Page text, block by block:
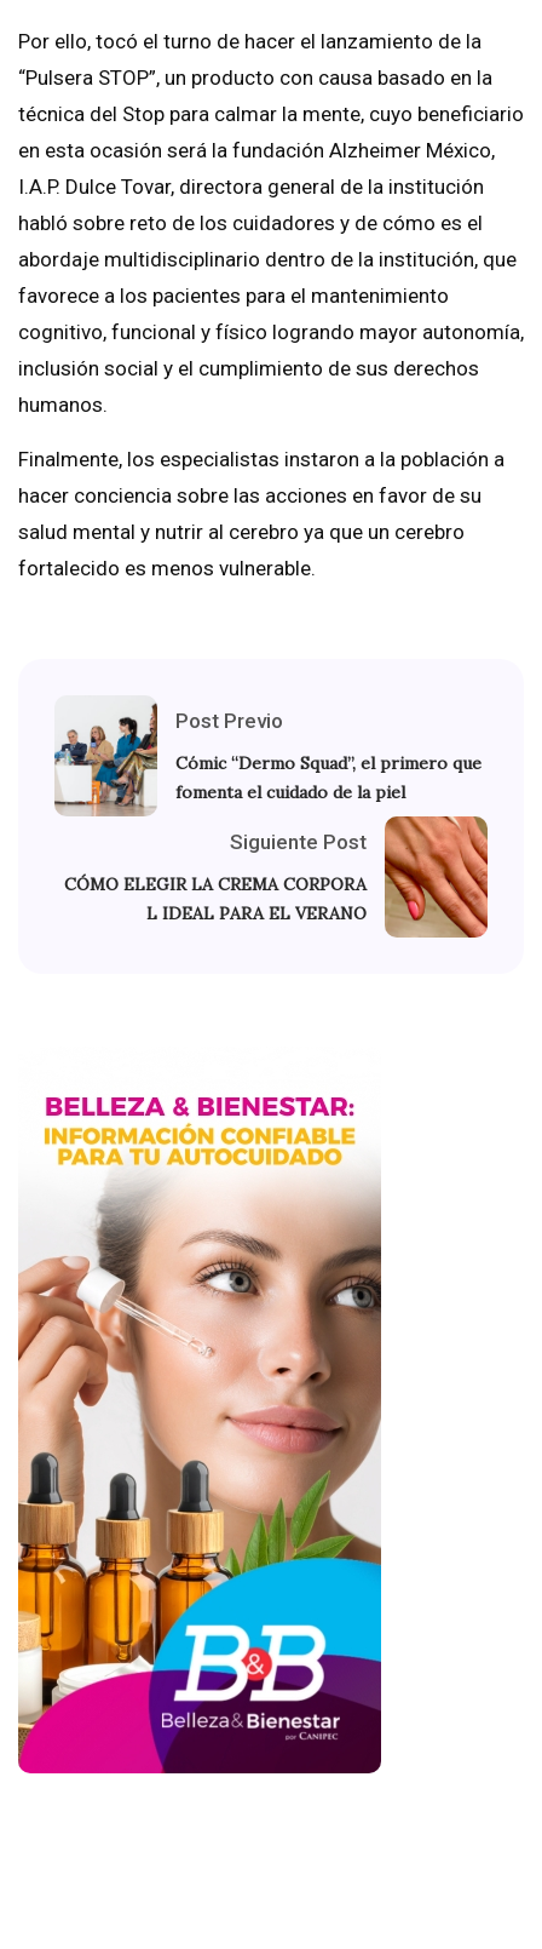
Por ello, tocó el turno de hacer el lanzamiento de la
“Pulsera STOP”, un producto con causa basado en la
técnica del Stop para calmar la mente, cuyo beneficiario
en esta ocasión será la fundación Alzheimer México,
I.A.P. Dulce Tovar, directora general de la institución
habló sobre reto de los cuidadores y de cómo es el
abordaje multidisciplinario dentro de la institución, que
favorece a los pacientes para el mantenimiento
cognitivo, funcional y físico logrando mayor autonomía,
inclusión social y el cumplimiento de sus derechos
humanos.
Finalmente, los especialistas instaron a la población a
hacer conciencia sobre las acciones en favor de su
salud mental y nutrir al cerebro ya que un cerebro
fortalecido es menos vulnerable.
Post Previo
Cómic “Dermo Squad”, el primero que
fomenta el cuidado de la piel
Siguiente Post
CÓMO ELEGIR LA CREMA CORPORA
L IDEAL PARA EL VERANO